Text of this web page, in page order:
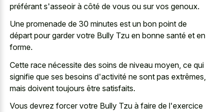
préférant s'asseoir à côté de vous ou sur vos genoux.
Une promenade de 30 minutes est un bon point de
départ pour garder votre Bully Tzu en bonne santé et en
forme.
Cette race nécessite des soins de niveau moyen, ce qui
signifie que ses besoins d'activité ne sont pas extrêmes,
mais doivent toujours être satisfaits.
Vous devrez forcer votre Bully Tzu à faire de l'exercice